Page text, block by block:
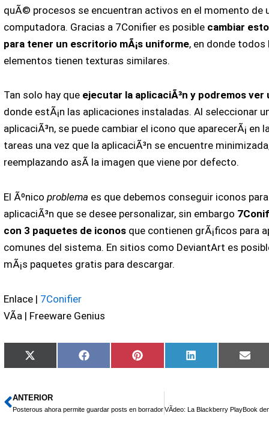
quÃ© procesos se encuentran activos en el momento de
computadora. Gracias a 7Conifier es posible cambiar
para tener un escritorio mÃ¡s uniforme, en donde todos
elementos tienen texturas similares.
Tan solo hay que ejecutar la aplicaciÃ³n y podremos ver
donde estÃ¡n las aplicaciones instaladas. Al seleccionar
aplicaciÃ³n, se puede cambiar el icono que aparecerÃ¡ en
tareas una vez que la aplicaciÃ³n se encuentre
reemplazando asÃ­ la imagen que viene por defecto.
El Ãºnico problema es que debemos conseguir iconos
aplicaciÃ³n que se desee personalizar, sin embargo
con 3 paquetes de iconosque contienen grÃ¡ficos para
comunes del sistema. En sitios como DeviantArt es
mÃ¡s paquetes gratis para descargar.
Enlace | 7Conifier
VÃ­a | Freeware Genius
Compartir
en
X
(Twitter)
Compartir
en
Facebook
Compartir
en
Pinterest
Compartir
en
LinkedIn
en
Ant
ANTERIOR
Posterous ahora permite guardar posts en borrador